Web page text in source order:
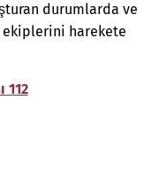
durumlarda ve
harekete
112